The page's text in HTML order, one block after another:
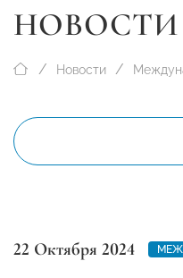
НОВОСТИ
Новости
22 Октября 2024